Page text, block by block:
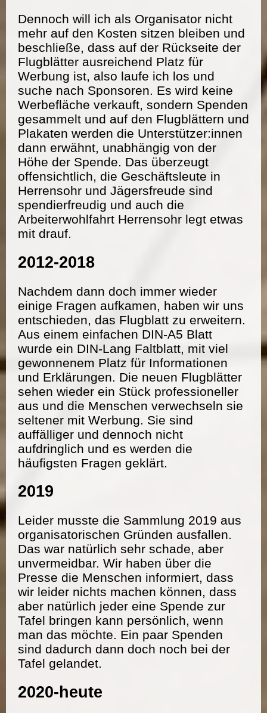
Dennoch will ich als Organisator nicht
mehr auf den Kosten sitzen bleiben und
beschließe, dass auf der Rückseite der
Flugblätter ausreichend Platz für
Werbung ist, also laufe ich los und
suche nach Sponsoren. Es wird keine
Werbefläche verkauft, sondern Spenden
gesammelt und auf den Flugblättern und
Plakaten werden die Unterstützer:innen
dann erwähnt, unabhängig von der
Höhe der Spende. Das überzeugt
offensichtlich, die Geschäftsleute in
Herrensohr und Jägersfreude sind
spendierfreudig und auch die
Arbeiterwohlfahrt Herrensohr legt etwas
mit drauf.
2012-2018
Nachdem dann doch immer wieder
einige Fragen aufkamen, haben wir uns
entschieden, das Flugblatt zu erweitern.
Aus einem einfachen DIN-A5 Blatt
wurde ein DIN-Lang Faltblatt, mit viel
gewonnenem Platz für Informationen
und Erklärungen. Die neuen Flugblätter
sehen wieder ein Stück professioneller
aus und die Menschen verwechseln sie
seltener mit Werbung. Sie sind
auffälliger und dennoch nicht
aufdringlich und es werden die
häufigsten Fragen geklärt.
2019
Leider musste die Sammlung 2019 aus
organisatorischen Gründen ausfallen.
Das war natürlich sehr schade, aber
unvermeidbar. Wir haben über die
Presse die Menschen informiert, dass
wir leider nichts machen können, dass
aber natürlich jeder eine Spende zur
Tafel bringen kann persönlich, wenn
man das möchte. Ein paar Spenden
sind dadurch dann doch noch bei der
Tafel gelandet.
2020-heute